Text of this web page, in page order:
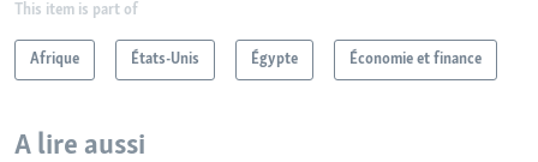
This item is part of
Afrique États-Unis Égypte Économie et finance
A lire aussi